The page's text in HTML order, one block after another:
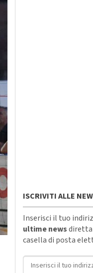
ISCRIVITI ALLE
Inserisci il tuo
ultime news
casella di posta
Indirizzo email